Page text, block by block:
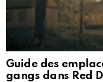
Guide des
gangs dans Red